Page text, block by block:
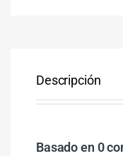
Descripción
Basado en 0